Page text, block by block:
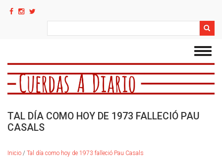
TAL DÍA COMO HOY DE 1973 FALLECIÓ PAU
CASALS
Inicio / Tal día como hoy de 1973 falleció Pau Casals